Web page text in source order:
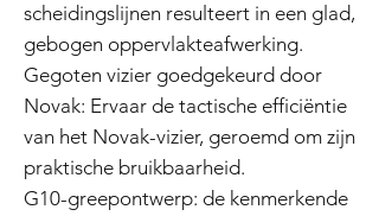
scheidingslijnen resulteert in een glad,
gebogen oppervlakteafwerking.
Gegoten vizier goedgekeurd door
Novak: Ervaar de tactische efficiëntie
van het Novak-vizier, geroemd om zijn
praktische bruikbaarheid.
G10-greepontwerp: de kenmerkende